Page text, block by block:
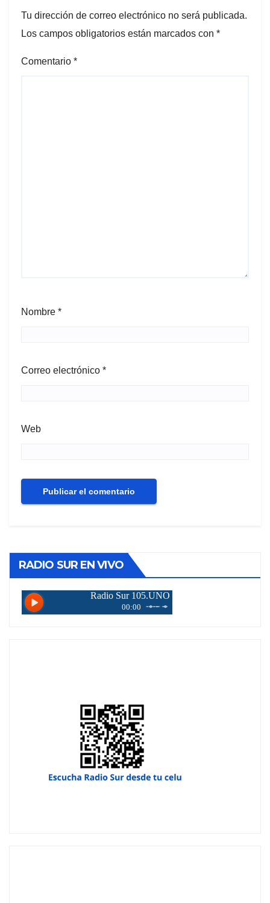
Tu dirección de correo electrónico no será publicada.
Los campos obligatorios están marcados con *
Comentario *
Nombre *
Correo electrónico *
Web
RADIO SUR EN VIVO